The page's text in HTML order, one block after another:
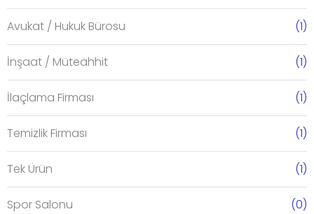
Avukat / Hukuk Bürosu (1)
İnşaat / Müteahhit (1)
İlaçlama Firması (1)
Temizlik Firması (1)
Tek Ürün (1)
Spor Salonu (0)